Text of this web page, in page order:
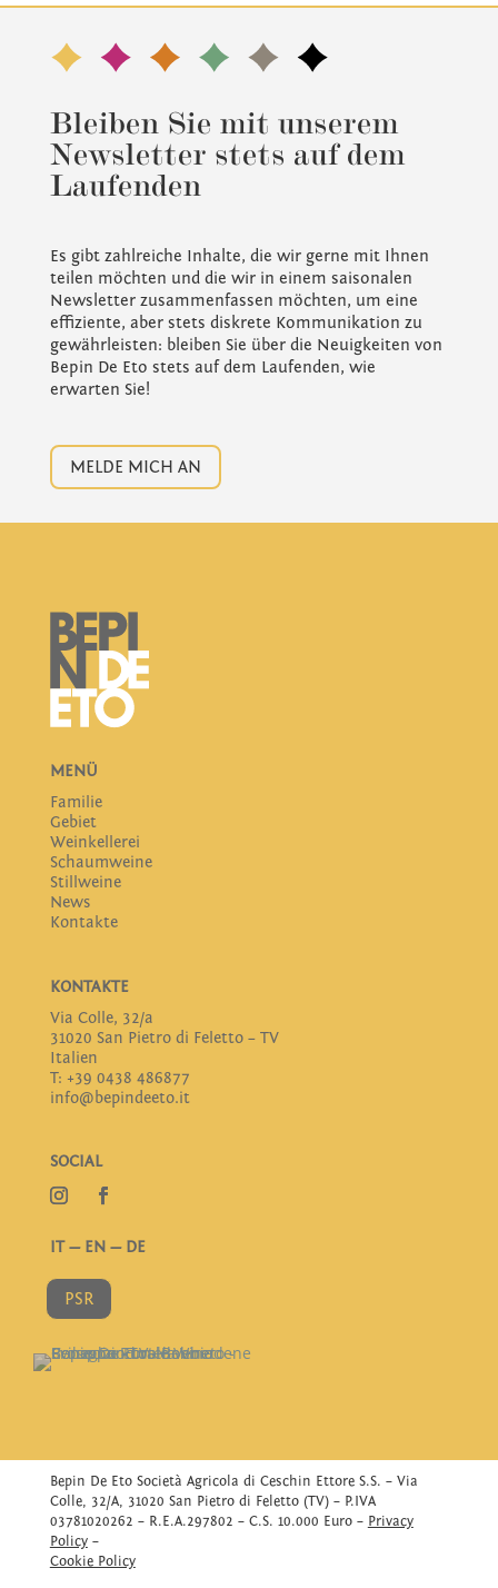
Bleiben Sie mit unserem
Newsletter stets auf dem
Laufenden
Es gibt zahlreiche Inhalte, die wir gerne mit Ihnen
teilen möchten und die wir in einem saisonalen
Newsletter zusammenfassen möchten, um eine
effiziente, aber stets diskrete Kommunikation zu
gewährleisten: bleiben Sie über die Neuigkeiten von
Bepin De Eto stets auf dem Laufenden, wie
erwarten Sie!
MELDE MICH AN
MENÜ
Familie
Gebiet
Weinkellerei
Schaumweine
Stillweine
News
Kontakte
KONTAKTE
Via Colle, 32/a
31020 San Pietro di Feletto – TV
Italien
T: +39 0438 486877
info@bepindeeto.it
SOCIAL
IT— EN— DE
PSR
Bepin De Eto Società Agricola di Ceschin Ettore S.S. – Via
Colle, 32/A, 31020 San Pietro di Feletto (TV) – P.IVA
03781020262 – R.E.A.297802 – C.S. 10.000 Euro – Privacy
Policy –
Cookie Policy